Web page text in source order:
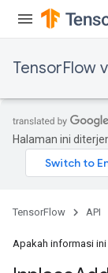
TensorFlow
Halaman ini
TensorFlow API
Apakah informasi